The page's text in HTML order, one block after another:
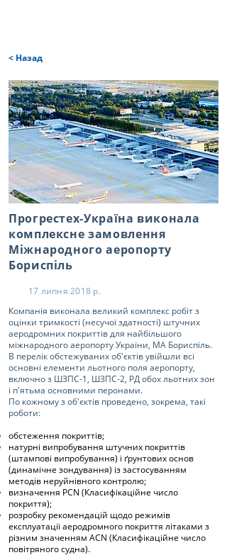
< Назад
Прогрестех-Україна виконала
комплексне замовлення
Міжнародного аеропорту
Бориспіль
17 липня 2018 р.
Компанія виконала великий комплекс робіт з
оцінки тримкості (несучої здатності) штучних
аеродромних покриттів для найбільшого
міжнародного аеропорту України, МА Бориспіль.
В перелік обстежуваних об'єктів увійшли всі
основні елементи льотного поля аеропорту,
включно з ШЗПС-1, ШЗПС-2, РД обох льотних зон
і п'ятьма основними перонами.
По кожному з об'єктів проведено, зокрема, такі
роботи:
обстеження покриттів;
натурні випробування штучних покриттів
(штампові випробування) і ґрунтових основ
(динамічне зондування) із застосуванням
методів неруйнівного контролю;
визначення РСN (Класифікаційне число
покриття);
розробку рекомендацій щодо режимів
експлуатації аеродромного покриття літаками з
різним значенням ACN (Класифікаційне число
повітряного судна).